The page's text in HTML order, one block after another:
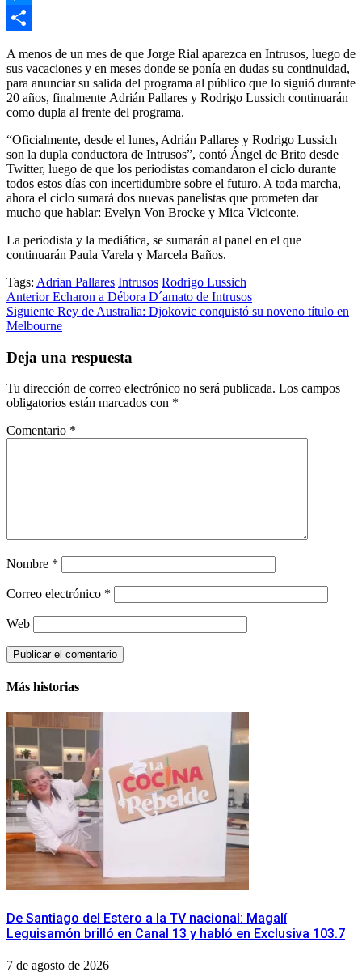
Messenger
A menos de un mes de que Jorge Rial aparezca en Intrusos, luego de
sus vacaciones y en meses donde se ponía en dudas su continuidad,
para anunciar su salida del programa al público que lo siguió durante
20 años, finalmente Adrián Pallares y Rodrigo Lussich continuarán
como dupla al frente del programa.
“Oficialmente, desde el lunes, Adrián Pallares y Rodrigo Lussich
son la dupla conductora de Intrusos”, contó Ángel de Brito desde
Twitter, luego de que los periodistas comandaron el ciclo durante
todos estos días con incertidumbre sobre el futuro. A toda marcha,
ahora el ciclo sumará dos nuevas panelistas que prometen dar
mucho que hablar: Evelyn Von Brocke y Mica Viciconte.
La periodista y la mediática, se sumarán al panel en el que
continuarán Paula Varela y Marcela Baños.
Tags: Adrian Pallares Intrusos Rodrigo Lussich
Post
navigation
AnteriorEcharon a Débora D´amato de Intrusos
Siguiente Rey de Australia: Djokovic conquistó su noveno título en
Melbourne
Deja una respuesta
Tu dirección de correo electrónico no será publicada. Los campos
obligatorios están marcados con *
Comentario *
Nombre *
Correo electrónico *
Web
Más historias
De Santiago del Estero a la TV nacional: Magalí
Leguisamón brilló en Canal 13 y habló en Exclusiva 103.7
7 de agosto de 2026